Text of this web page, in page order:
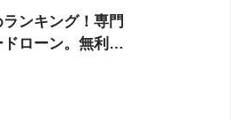
ンキング！専門
ローン。無利
／2024最新